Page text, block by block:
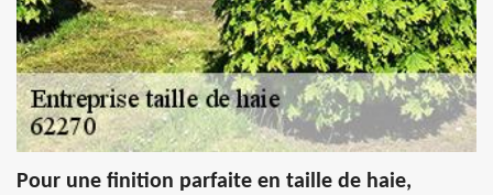
Pour une finition parfaite en taille de haie,